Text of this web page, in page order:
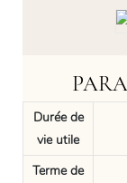
Durée de
vie utile
Terme de